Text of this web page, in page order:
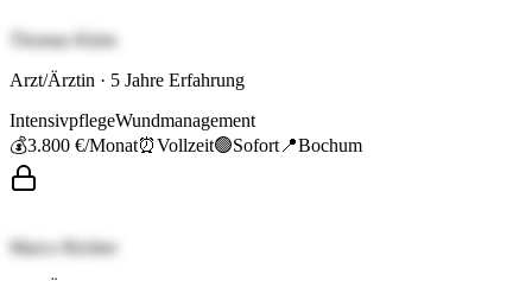
Thomas Klein
Arzt/Ärztin · 5 Jahre Erfahrung
IntensivpflegeWundmanagement
💰3.800 €/Monat⏰Vollzeit🟢Sofort 📍Bochum
Marco Richter